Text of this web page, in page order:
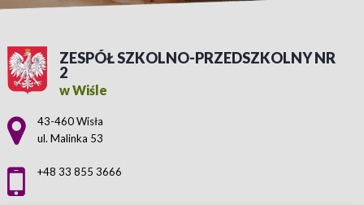
ZESPÓŁ SZKOLNO-PRZEDSZKOLNY NR
2
w Wiśle
Adres pocztowy:
43-460 Wisła
ul. Malinka 53
+48 33 855 3666